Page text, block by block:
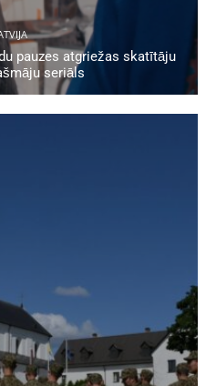
pauzes atgriežas skatītāju
seriāls